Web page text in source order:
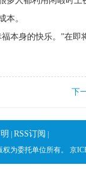
本。
本身的快乐。 ”在即
下
RSS订阅
为委托单位所有。 京